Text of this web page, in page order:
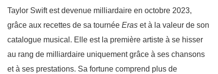
Taylor Swift est devenue milliardaire en octobre 2023,
grâce aux recettes de sa tournée Eras et à la valeur de son
catalogue musical. Elle est la première artiste à se hisser
au rang de milliardaire uniquement grâce à ses chansons
et à ses prestations. Sa fortune comprend plus de